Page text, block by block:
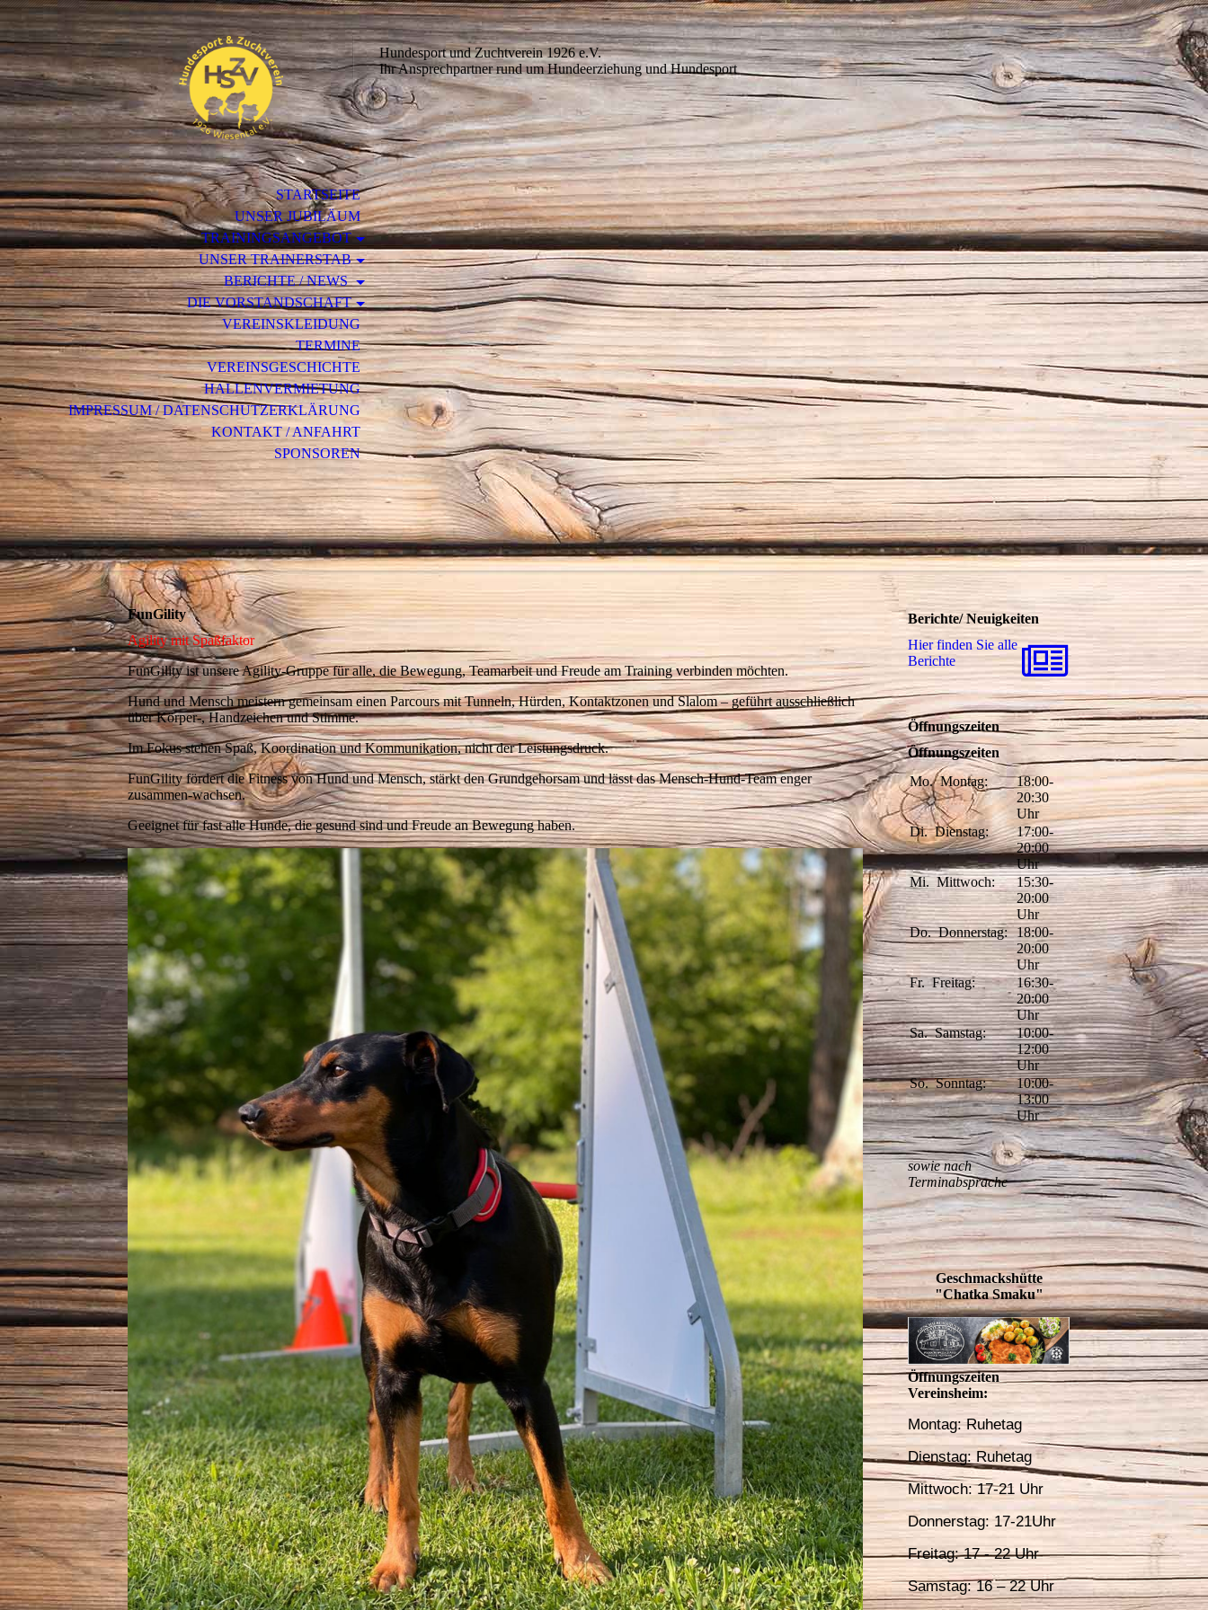
Hundesport und Zuchtverein 1926 e.V.
Ihr Ansprechpartner rund um Hundeerziehung und Hundesport
STARTSEITE
UNSER JUBILÄUM
TRAININGSANGEBOT
UNSER TRAINERSTAB
BERICHTE / NEWS
DIE VORSTANDSCHAFT
VEREINSKLEIDUNG
TERMINE
VEREINSGESCHICHTE
HALLENVERMIETUNG
IMPRESSUM / DATENSCHUTZERKLÄRUNG
KONTAKT / ANFAHRT
SPONSOREN
FunGility
Agility mit Spaßfaktor
FunGility ist unsere Agility-Gruppe für alle, die Bewegung, Teamarbeit und Freude am Training verbinden möchten.
Hund und Mensch meistern gemeinsam einen Parcours mit Tunneln, Hürden, Kontaktzonen und Slalom – geführt ausschließlich
über Körper-, Handzeichen und Stimme.
Im Fokus stehen Spaß, Koordination und Kommunikation, nicht der Leistungsdruck.
FunGility fördert die Fitness von Hund und Mensch, stärkt den Grundgehorsam und lässt das Mensch-Hund-Team enger
zusammen-wachsen.
Geeignet für fast alle Hunde, die gesund sind und Freude an Bewegung haben.
Berichte/ Neuigkeiten
Hier finden Sie alle
Berichte
Öffnungszeiten
Öffnungszeiten
Mo.Montag:
18:00-
20:30
Uhr
Di.Dienstag:
17:00-
20:00
Uhr
Mi. Mittwoch:
15:30-
20:00
Uhr
Do.Donnerstag:18:00-
20:00
Uhr
Fr.Freitag:
16:30-
20:00
Uhr
Sa.Samstag:
10:00-
12:00
Uhr
So.Sonntag:
10:00-
13:00
Uhr
sowie nach
Terminabsprache
Geschmackshütte
"Chatka Smaku"
Öffnungszeiten
Vereinsheim:
Montag: Ruhetag
Dienstag: Ruhetag
Mittwoch: 17-21 Uhr
Donnerstag: 17-21Uhr
Freitag: 17 - 22 Uhr
Samstag: 16 – 22 Uhr